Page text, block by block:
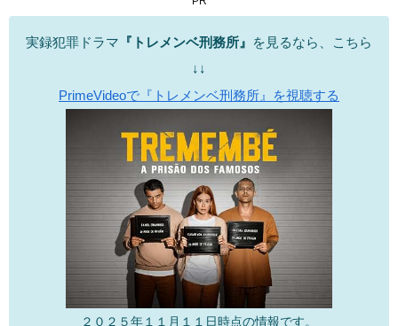
実録犯罪ドラマ 『トレメンベ刑務所』 を見るなら、こちら
↓↓
PrimeVideoで『トレメンベ刑務所』を視聴する
２０２５年１１月１１日時点の情報です。